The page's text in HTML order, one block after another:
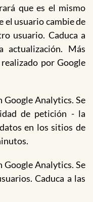
que es el mismo
el usuario cambie de
usuario. Caduca a
Más
por Google
Google Analytics. Se
de petición - la
en los sitios de
Google Analytics. Se
Caduca a las